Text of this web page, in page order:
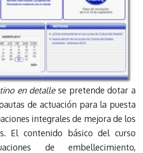
en detallese pretende dotar a
de actuación para la puesta
integrales de mejora de los
El contenido básico del curso
de embellecimiento,